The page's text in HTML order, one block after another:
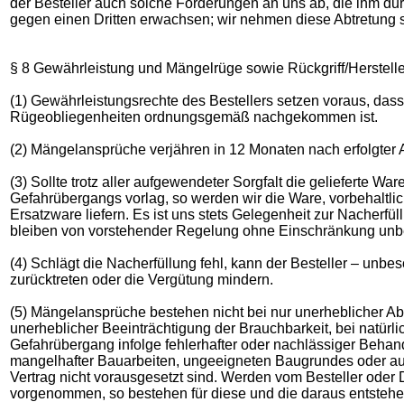
der Besteller auch solche Forderungen an uns ab, die ihm
gegen einen Dritten erwachsen; wir nehmen diese Abtretung
§ 8 Gewährleistung und Mängelrüge sowie Rückgriff/
(1) Gewährleistungsrechte des Bestellers setzen voraus,
Rügeobliegenheiten ordnungsgemäß nachgekommen ist.
(2) Mängelansprüche verjähren in 12 Monaten nach
(3) Sollte trotz aller aufgewendeter Sorgfalt die gelieferte
Gefahrübergangs vorlag, so werden wir die Ware,
Ersatzware liefern. Es ist uns stets Gelegenheit zur
bleiben von vorstehender Regelung ohne Einschränkung
(4) Schlägt die Nacherfüllung fehl, kann der Besteller –
zurücktreten oder die Vergütung mindern.
(5) Mängelansprüche bestehen nicht bei nur unerheblicher
unerheblicher Beeinträchtigung der Brauchbarkeit, bei
Gefahrübergang infolge fehlerhafter oder nachlässiger
mangelhafter Bauarbeiten, ungeeigneten Baugrundes oder
Vertrag nicht vorausgesetzt sind. Werden vom Besteller
vorgenommen, so bestehen für diese und die daraus